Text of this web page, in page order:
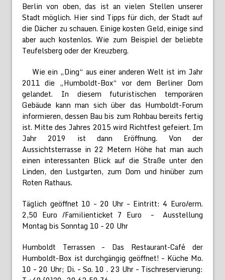
Berlin von oben, das ist an vielen Stellen unserer
Stadt möglich. Hier sind Tipps für dich, der Stadt auf
die Dächer zu schauen. Einige kosten Geld, einige sind
aber auch kostenlos. Wie zum Beispiel der beliebte
Teufelsberg oder der Kreuzberg.
Wie ein „Ding“ aus einer anderen Welt ist im Jahr
2011 die „Humboldt-Box“ vor dem Berliner Dom
gelandet. In diesem futuristischen temporären
Gebäude kann man sich über das Humboldt-Forum
informieren, dessen Bau bis zum Rohbau bereits fertig
ist. Mitte des Jahres 2015 wird Richtfest gefeiert. Im
Jahr 2019 ist dann Eröffnung. Von der
Aussichtsterrasse in 22 Metern Höhe hat man auch
einen interessanten Blick auf die Straße unter den
Linden, den Lustgarten, zum Dom und hinüber zum
Roten Rathaus.
Täglich geöffnet 10 – 20 Uhr – Eintritt: 4 Euro/erm.
2,50 Euro /Familienticket 7 Euro – Ausstellung
Montag bis Sonntag 10 – 20 Uhr
Humboldt Terrassen – Das Restaurant-Café der
Humboldt-Box ist durchgängig geöffnet! – Küche Mo.
10 – 20 Uhr; Di. – So. 10 . 23 Uhr – Tischreservierung: